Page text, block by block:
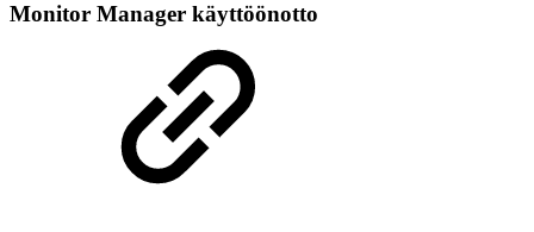
Monitor Manager käyttöönotto